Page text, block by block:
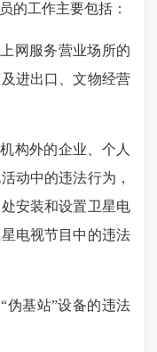
工作主要包括：
网服务营业场所的
进出口、文物经营
外的企业、个人
动中的违法行为，
安装和设置卫星电
电视节目中的违法
基站”设备的违法